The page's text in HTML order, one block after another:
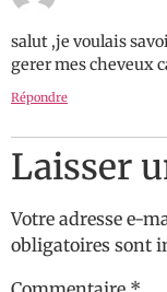
salut ,je voulais
gerer mes cheveux
Répondre
Laisser
Votre adresse e-
obligatoires sont